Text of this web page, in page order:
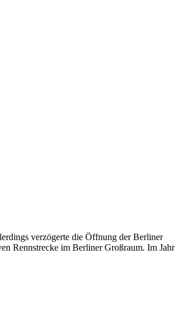
verzögerte die Öffnung der Berliner
Rennstrecke im Berliner Großraum. Im Jahr